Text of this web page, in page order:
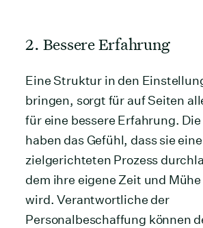
2. Bessere Erfahrung
Eine Struktur in den
bringen, sorgt für auf Seiten
für eine bessere Erfahrung.
haben das Gefühl, dass sie
zielgerichteten Prozess
dem ihre eigene Zeit und
wird. Verantwortliche der
Personalbeschaffung können